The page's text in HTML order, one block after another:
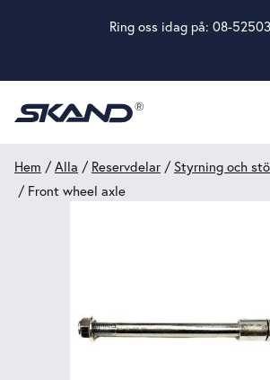
Ring oss idag på: 08-
Hem /Alla / Reservdelar / Styrning och
/ Front wheel axle